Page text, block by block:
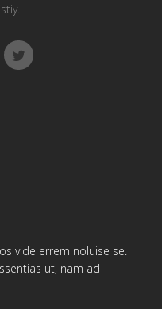
vide errem noluise se.
ut, nam ad